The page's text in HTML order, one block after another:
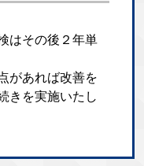
はその後２年単
があれば改善を
きを実施いたし